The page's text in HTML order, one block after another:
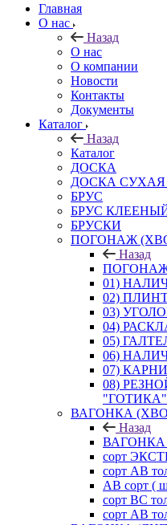
Главная
О нас
Назад
О нас
О компании
Новости
Контакты
Документы
Каталог
Назад
Каталог
ДОСКА
ДОСКА
БРУС
БРУС
БРУСКИ
ПОГОНАЖ
Назад
01)
02)
03)
04)
05)
06)
07)
08)
"ГОТИКА"
ВАГОНКА
Назад
ВАГОНКА
сорт
сорт АВ
АВ сорт (
сорт ВС
сорт АВ